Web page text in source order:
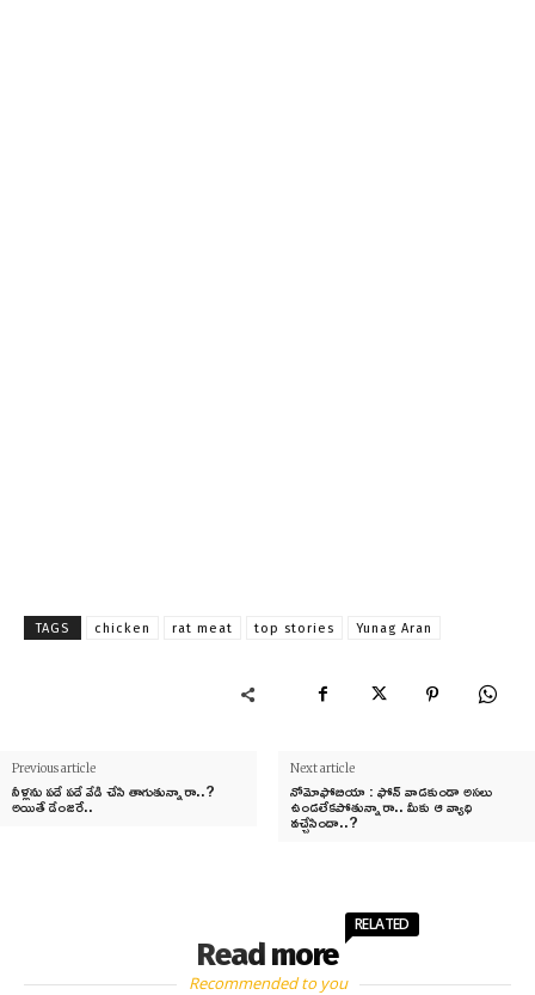
TAGS chicken rat meat top stories Yunag Aran
Previous article
నీళ్లను పదే పదే వేడి చేసి తాగుతున్నారా..?
అయితే డేంజరే..
Next article
నోమోఫోబియా : ఫోన్‌ వాడకుండా అసలు
ఉండలేకపోతున్నారా.. మీకు ఆ వ్యాధి
వచ్చేసిందా..?
Read more
RELATED
Recommended to you